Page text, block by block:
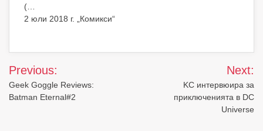
(…
2 юли 2018 г. „Комикси“
Post
navigation
Previous:
Geek Goggle Reviews:
Batman Eternal#2
Next:
KC интервюира за
приключенията в DC
Universe